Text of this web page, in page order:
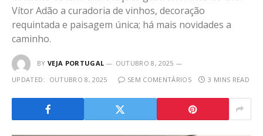
Vítor Adão a curadoria de vinhos, decoração
requintada e paisagem única; há mais novidades a
caminho.
BY VEJA PORTUGAL
OUTUBRO 8, 2025
UPDATED:
OUTUBRO 8, 2025 SEM COMENTÁRIOS 3 MINS READ